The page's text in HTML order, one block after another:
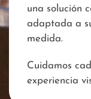
una solución
adaptada a
medida.
Cuidamos
experiencia